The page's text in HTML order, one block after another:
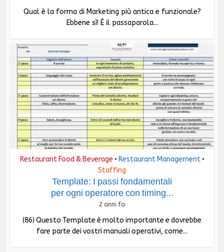
Qual è la forma di Marketing più antica e funzionale?
Ebbene sì! È il passaparola...
Restaurant Food & Beverage • Restaurant Management •
Staffing
Template: I passi fondamentali
per ogni operatore con timing...
2 anni fa
(86) Questo Template è molto importante e dovrebbe
fare parte dei vostri manuali operativi, come...